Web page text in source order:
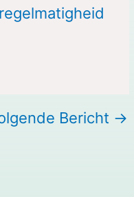
Bericht →